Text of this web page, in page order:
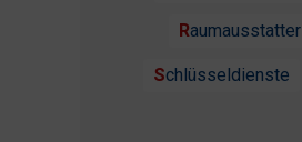
Raumausstatter
Schlüsseldienste